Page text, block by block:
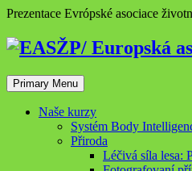
Skip
content
Prezentace Evrópské asociace
Primary Menu
Naše kurzy
Systém Body
Přiroda
Léčivá síla lesa: